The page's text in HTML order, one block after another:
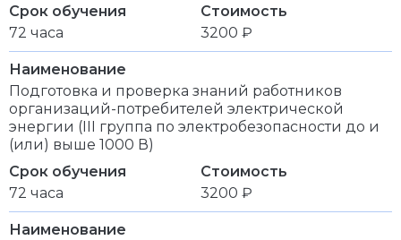
Срок обучения
72 часа
Стоимость
3200 ₽
Наименование
Подготовка и проверка знаний работников
организаций-потребителей электрической
энергии (III группа по электробезопасности до и
(или) выше 1000 В)
Срок обучения
72 часа
Стоимость
3200 ₽
Наименование